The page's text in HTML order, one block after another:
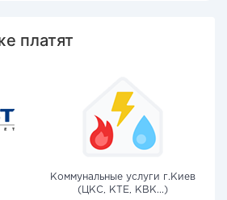
платят
Коммунальные услуги г.Киев
(ЦКС, КТЕ, КВК...)